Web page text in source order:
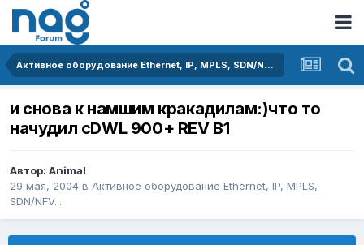
Активное оборудование Ethernet, IP, MPLS, SDN/NFV...
и снова к намшим кракадилам:)что то
начудил сDWL 900+ REV B1
Автор: Animal
29 мая, 2004 в Активное оборудование Ethernet, IP, MPLS,
SDN/NFV...